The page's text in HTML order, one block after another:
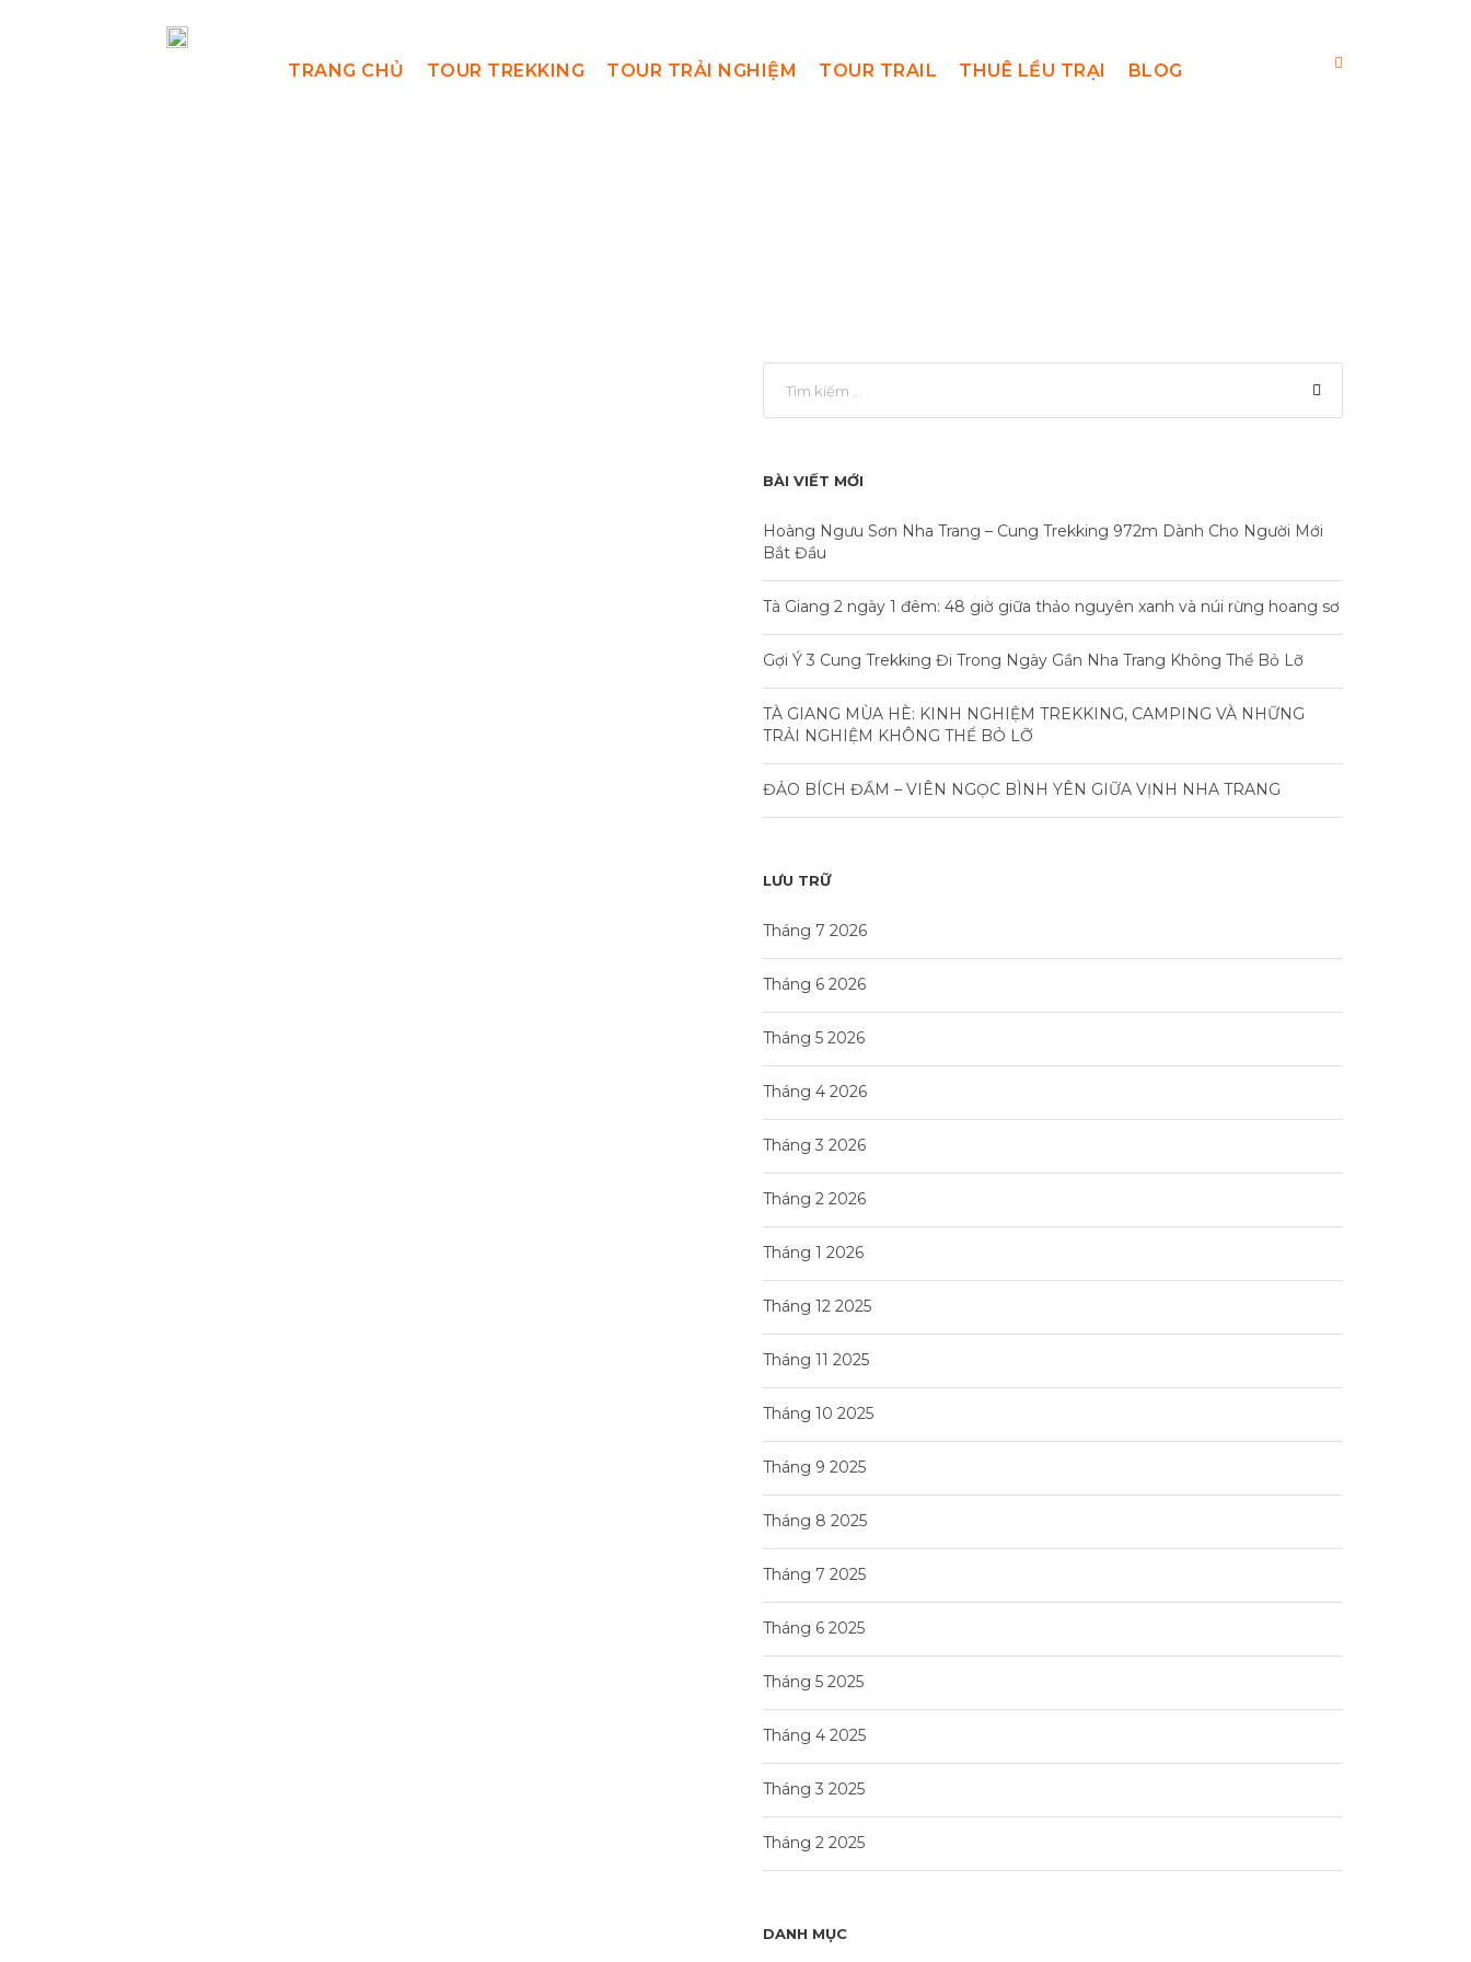
TRANG CHỦ TOUR TREKKING TOUR TRẢI NGHIỆM TOUR TRAIL THUÊ LỀU TRẠI BLOG
BÀI VIẾT MỚI
Hoàng Ngưu Sơn Nha Trang – Cung Trekking 972m Dành Cho Người Mới
Bắt Đầu
Tà Giang 2 ngày 1 đêm: 48 giờ giữa thảo nguyên xanh và núi rừng hoang sơ
Gợi Ý 3 Cung Trekking Đi Trong Ngày Gần Nha Trang Không Thể Bỏ Lỡ
TÀ GIANG MÙA HÈ: KINH NGHIỆM TREKKING, CAMPING VÀ NHỮNG
TRẢI NGHIỆM KHÔNG THỂ BỎ LỠ
ĐẢO BÍCH ĐẦM – VIÊN NGỌC BÌNH YÊN GIỮA VỊNH NHA TRANG
LƯU TRỮ
Tháng 7 2026
Tháng 6 2026
Tháng 5 2026
Tháng 4 2026
Tháng 3 2026
Tháng 2 2026
Tháng 1 2026
Tháng 12 2025
Tháng 11 2025
Tháng 10 2025
Tháng 9 2025
Tháng 8 2025
Tháng 7 2025
Tháng 6 2025
Tháng 5 2025
Tháng 4 2025
Tháng 3 2025
Tháng 2 2025
DANH MỤC